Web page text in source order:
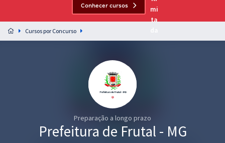
Preparação completa e intensiva para as principais
residências em saúde do Brasil
Graduação
Conhecer cursos
Cursos por Concurso
Preparação a longo prazo
Prefeitura de Frutal - MG